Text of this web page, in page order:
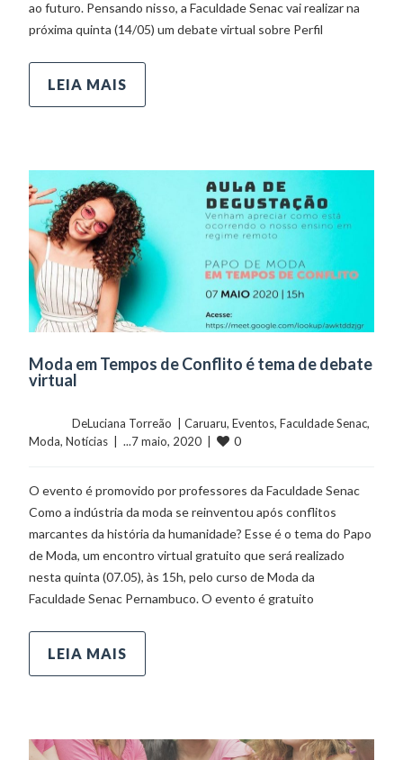
ao futuro. Pensando nisso, a Faculdade Senac vai realizar na
próxima quinta (14/05) um debate virtual sobre Perfil
LEIA MAIS
Moda em Tempos de Conflito é tema de debate
virtual
	    	DeLuciana Torreão  |
Caruaru, Eventos, Faculdade Senac
Moda, Notícias
  |  ...7 maio, 2020  |
0
O evento é promovido por professores da Faculdade Senac
Como a indústria da moda se reinventou após conflitos
marcantes da história da humanidade? Esse é o tema do Papo
de Moda, um encontro virtual gratuito que será realizado
nesta quinta (07.05), às 15h, pelo curso de Moda da
Faculdade Senac Pernambuco. O evento é gratuito
LEIA MAIS